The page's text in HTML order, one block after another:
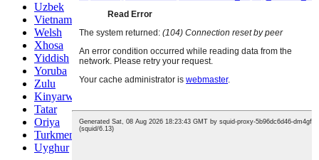
Uzbek
Vietnamese
Welsh
Xhosa
Yiddish
Yoruba
Zulu
Kinyarwanda
Tatar
Oriya
Turkmen
Uyghur